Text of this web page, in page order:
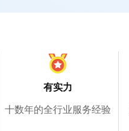
有实力
十数年的全行业服务经验